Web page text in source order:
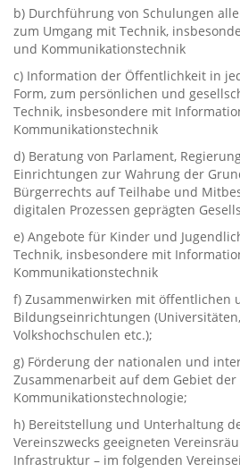
b‭) ‬Durchführung von Schulungen
zum Umgang mit Technik,‭
‬und Kommunikationstechnik
c‭) ‬Information der Öffentlichkeit in
‬Form,‭ ‬zum persönlichen und
Technik,‭ ‬insbesondere mit
Kommunikationstechnik
d‭) ‬Beratung von Parlament,‭
Einrichtungen zur Wahrung der
Bürgerrechts auf Teilhabe und
digitalen Prozessen geprägten
e‭) ‬Angebote für Kinder und
Technik,‭ ‬insbesondere mit
Kommunikationstechnik
f‭) ‬Zusammenwirken mit öffentlichen
Bildungseinrichtungen‭
‬Volkshochschulen etc.‭);
g‭) ‬Förderung der nationalen und
Zusammenarbeit auf dem Gebiet
Kommunikationstechnologie‭;
h‭) ‬Bereitstellung und Unterhaltung
Vereinszwecks geeigneten
Infrastruktur‭ – ‬im folgenden